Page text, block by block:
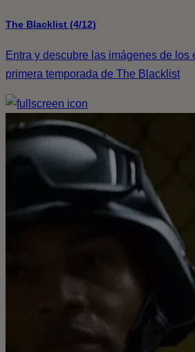
The Blacklist (4/12)
Entra y descubre las imágenes de los
primera temporada de The Blacklist